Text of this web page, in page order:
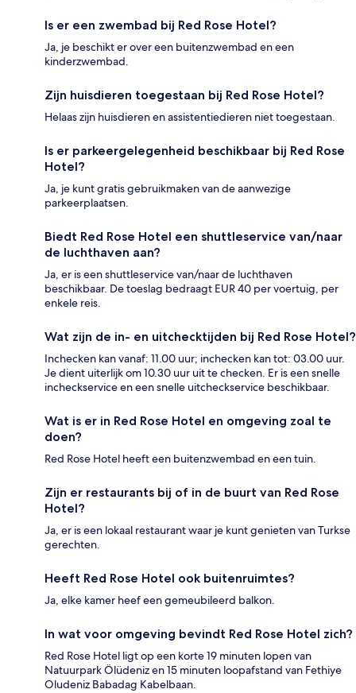
Is er een zwembad bij Red Rose Hotel?
Ja, je beschikt er over een buitenzwembad en een
kinderzwembad.
Zijn huisdieren toegestaan bij Red Rose Hotel?
Helaas zijn huisdieren en assistentiedieren niet toegestaan.
Is er parkeergelegenheid beschikbaar bij Red Rose
Hotel?
Ja, je kunt gratis gebruikmaken van de aanwezige
parkeerplaatsen.
Biedt Red Rose Hotel een shuttleservice van/naar
de luchthaven aan?
Ja, er is een shuttleservice van/naar de luchthaven
beschikbaar. De toeslag bedraagt EUR 40 per voertuig, per
enkele reis.
Wat zijn de in- en uitchecktijden bij Red Rose Hotel?
Inchecken kan vanaf: 11.00 uur; inchecken kan tot: 03.00 uur.
Je dient uiterlijk om 10.30 uur uit te checken. Er is een snelle
incheckservice en een snelle uitcheckservice beschikbaar.
Wat is er in Red Rose Hotel en omgeving zoal te
doen?
Red Rose Hotel heeft een buitenzwembad en een tuin.
Zijn er restaurants bij of in de buurt van Red Rose
Hotel?
Ja, er is een lokaal restaurant waar je kunt genieten van Turkse
gerechten.
Heeft Red Rose Hotel ook buitenruimtes?
Ja, elke kamer heef een gemeubileerd balkon.
In wat voor omgeving bevindt Red Rose Hotel zich?
Red Rose Hotel ligt op een korte 19 minuten lopen van
Natuurpark Ölüdeniz en 15 minuten loopafstand van Fethiye
Oludeniz Babadag Kabelbaan.